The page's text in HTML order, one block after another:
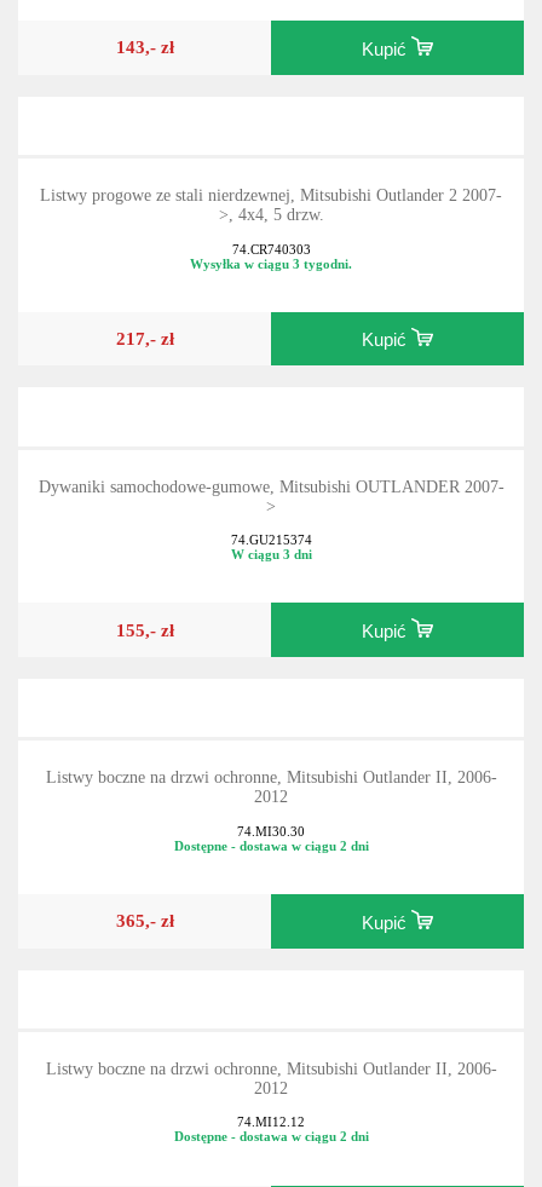
143,- zł Kupić
Listwy progowe ze stali nierdzewnej, Mitsubishi Outlander 2 2007-
>, 4x4, 5 drzw.
74.CR740303
Wysyłka w ciągu 3 tygodni.
217,- zł Kupić
Dywaniki samochodowe-gumowe, Mitsubishi OUTLANDER 2007-
>
74.GU215374
W ciągu 3 dni
155,- zł Kupić
Listwy boczne na drzwi ochronne, Mitsubishi Outlander II, 2006-
2012
74.MI30.30
Dostępne - dostawa w ciągu 2 dni
365,- zł Kupić
Listwy boczne na drzwi ochronne, Mitsubishi Outlander II, 2006-
2012
74.MI12.12
Dostępne - dostawa w ciągu 2 dni